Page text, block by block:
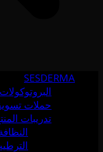
SESDERMA
البروتوكولات
حملات
تدريبات